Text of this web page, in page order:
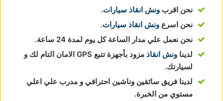
نحن اقرب ونش انقاذ سيارات.
نحن اسرع ونش انقاذ سيارات.
نحن نعمل علي مدار الساعة كل يوم لمدة 24 ساعة.
لدينا ونش انقاذ
مزود بأجهزة تتبع GPS الامان التام لك و
لسيارتك.
لدينا فريق سائقين وناشين احترافي و مدرب علي اعلي
مستوي من الخبرة.